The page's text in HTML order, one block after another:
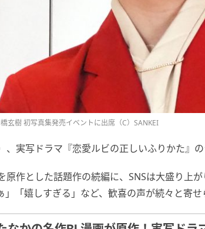
玄樹 初写真集発売イベントに出席（C）SANKEI
、実写ドラマ『恋愛ルビの正しいふりかた』の
原作とした話題作の続編に、SNSは大盛り上
」「嬉しすぎる」など、歓喜の声が続々と寄せ